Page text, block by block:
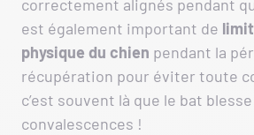
correctement alignés pendant
est également important de
physique du chien pendant la
récupération pour éviter toute
c’est souvent là que le bat
convalescences !